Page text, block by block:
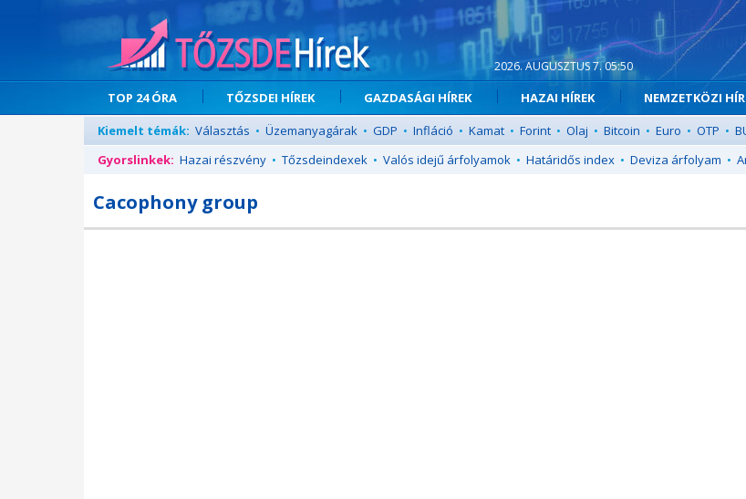
2026. AUGUSZTUS 7. 05:50
TOP 24 ÓRA TŐZSDEI HÍREK GAZDASÁGI HÍREK HAZAI HÍREK NEMZETKÖZI
Kiemelt témák: Választás • Üzemanyagárak • GDP • Infláció • Kamat • Forint • Olaj • Bitcoin • Euro • OTP •
Gyorslinkek: Hazai részvény • Tőzsdeindexek • Valós idejű árfolyamok • Határidős index • Deviza árfolyam •
Cacophony group